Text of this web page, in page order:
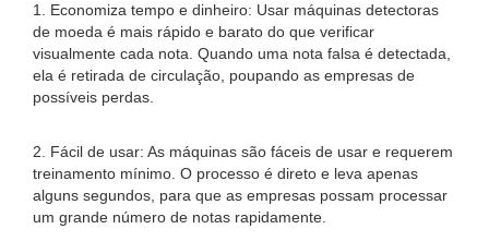
1. Economiza tempo e dinheiro: Usar máquinas detectoras
de moeda é mais rápido e barato do que verificar
visualmente cada nota. Quando uma nota falsa é detectada,
ela é retirada de circulação, poupando as empresas de
possíveis perdas.
2. Fácil de usar: As máquinas são fáceis de usar e requerem
treinamento mínimo. O processo é direto e leva apenas
alguns segundos, para que as empresas possam processar
um grande número de notas rapidamente.